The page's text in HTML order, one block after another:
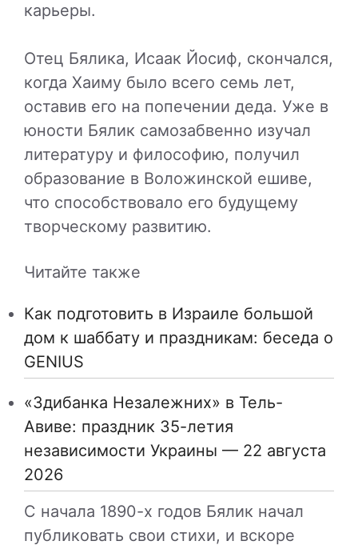
карьеры.
Отец Бялика, Исаак Йосиф, скончался,
когда Хаиму было всего семь лет,
оставив его на попечении деда. Уже в
юности Бялик самозабвенно изучал
литературу и философию, получил
образование в Воложинской ешиве,
что способствовало его будущему
творческому развитию.
Читайте также
Как подготовить в Израиле большой
дом к шаббату и праздникам: беседа о
GENIUS
«Здибанка Незалежних» в Тель-
Авиве: праздник 35-летия
независимости Украины — 22 августа
2026
С начала 1890-х годов Бялик начал
публиковать свои стихи, и вскоре